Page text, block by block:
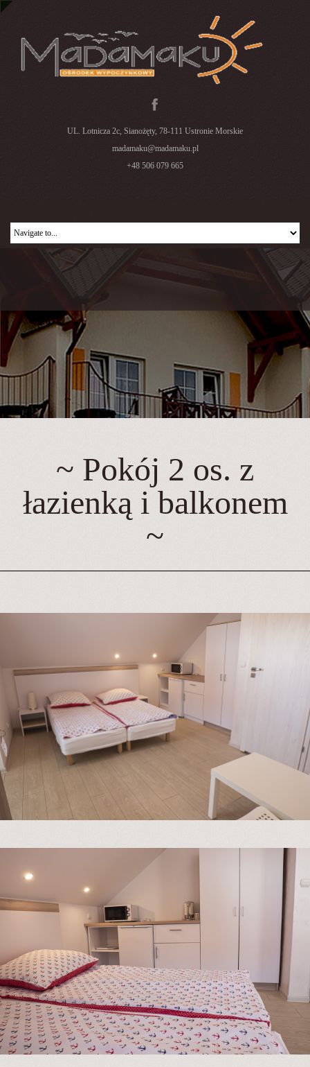
UL. Lotnicza 2c, Sianożęty, 78-111 Ustronie Morskie
madamaku@madamaku.pl
+48 506 079 665
~ Pokój 2 os. z
łazienką i balkonem
~